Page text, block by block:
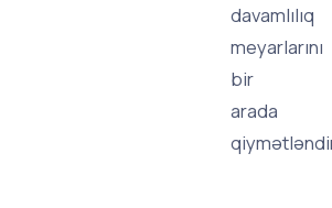
davamlılıq
meyarlarını
bir
arada